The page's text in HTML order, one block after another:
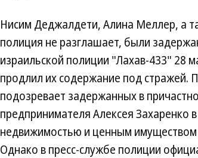
Нисим Деджалдети, Алина Меллер, а
полиция не разглашает, были
израильской полиции "Лахав-433" 28
продлил их содержание под
подозревает задержанных в
предпринимателя Алексея Захаренко
недвижимостью и ценным имуществом
Однако в пресс-службе полиции